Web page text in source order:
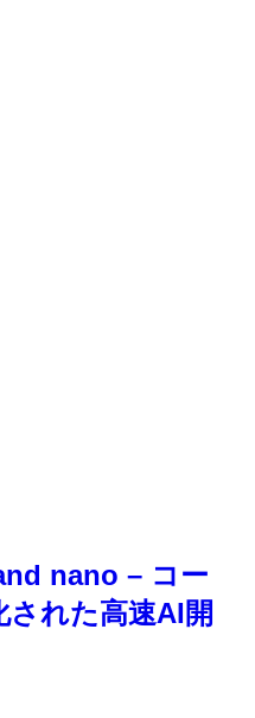
nano – コー
れた高速AI開